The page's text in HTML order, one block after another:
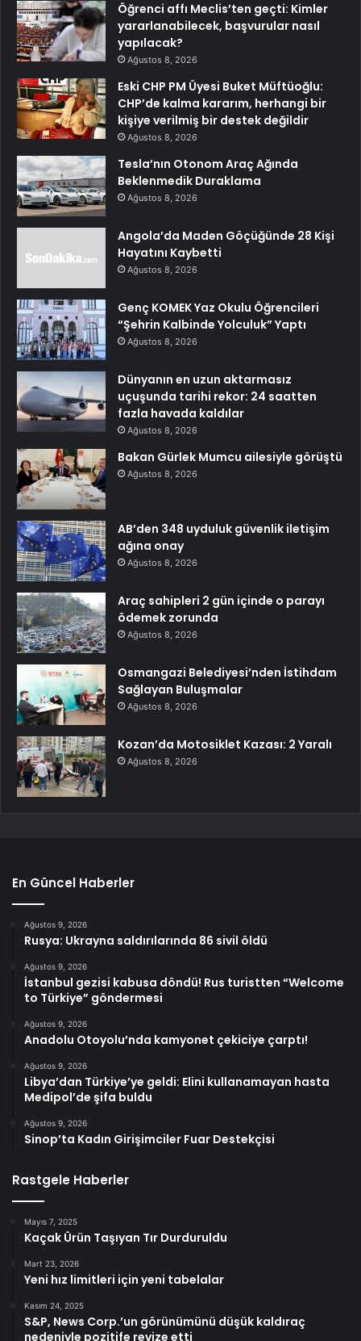
Öğrenci affı Meclis’ten geçti: Kimler
yararlanabilecek, başvurular nasıl
yapılacak?
Ağustos 8, 2026
Eski CHP PM Üyesi Buket Müftüoğlu:
CHP’de kalma kararım, herhangi bir
kişiye verilmiş bir destek değildir
Ağustos 8, 2026
Tesla’nın Otonom Araç Ağında
Beklenmedik Duraklama
Ağustos 8, 2026
Angola’da Maden Göçüğünde 28 Kişi
Hayatını Kaybetti
Ağustos 8, 2026
Genç KOMEK Yaz Okulu Öğrencileri
“Şehrin Kalbinde Yolculuk” Yaptı
Ağustos 8, 2026
Dünyanın en uzun aktarmasız
uçuşunda tarihi rekor: 24 saatten
fazla havada kaldılar
Ağustos 8, 2026
Bakan Gürlek Mumcu ailesiyle görüştü
Ağustos 8, 2026
AB’den 348 uyduluk güvenlik iletişim
ağına onay
Ağustos 8, 2026
Araç sahipleri 2 gün içinde o parayı
ödemek zorunda
Ağustos 8, 2026
Osmangazi Belediyesi’nden İstihdam
Sağlayan Buluşmalar
Ağustos 8, 2026
Kozan’da Motosiklet Kazası: 2 Yaralı
Ağustos 8, 2026
En Güncel Haberler
Ağustos 9, 2026
Rusya: Ukrayna saldırılarında 86 sivil öldü
Ağustos 9, 2026
İstanbul gezisi kabusa döndü! Rus turistten “Welcome
to Türkiye” göndermesi
Ağustos 9, 2026
Anadolu Otoyolu’nda kamyonet çekiciye çarptı!
Ağustos 9, 2026
Libya’dan Türkiye’ye geldi: Elini kullanamayan hasta
Medipol’de şifa buldu
Ağustos 9, 2026
Sinop’ta Kadın Girişimciler Fuar Destekçisi
Rastgele Haberler
Mayıs 7, 2025
Kaçak Ürün Taşıyan Tır Durduruldu
Mart 23, 2026
Yeni hız limitleri için yeni tabelalar
Kasım 24, 2025
S&P, News Corp.’un görünümünü düşük kaldıraç
nedeniyle pozitife revize etti